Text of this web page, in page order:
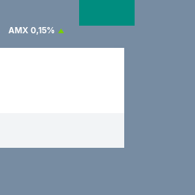
AMX 0,15%